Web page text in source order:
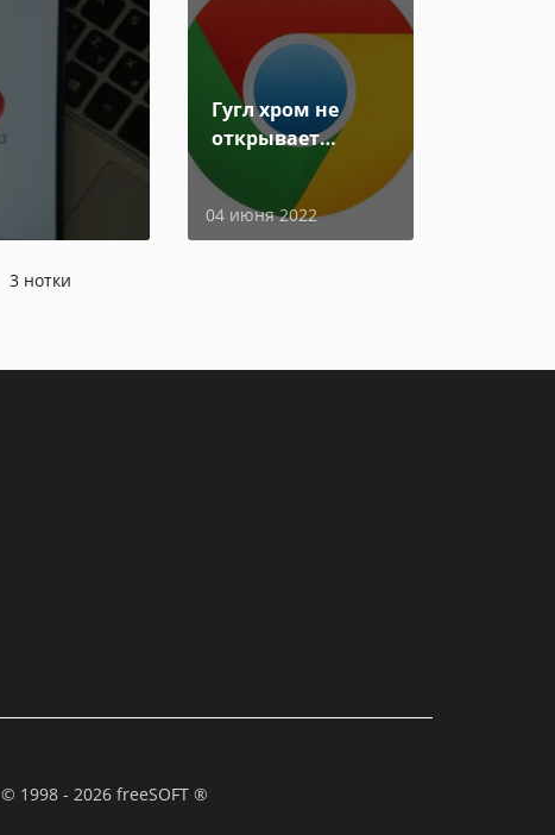
Гугл хром не
открывает
04 июня 2022
3 нотки
© 1998 - 2026 freeSOFT ®